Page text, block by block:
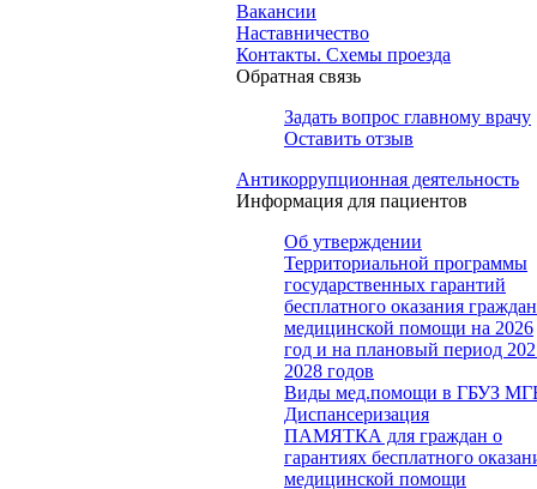
Вакансии
Наставничество
Контакты. Схемы проезда
Обратная связь
Задать вопрос главному врачу
Оставить отзыв
Антикоррупционная деятельность
Информация для пациентов
Об утверждении
Территориальной программы
государственных гарантий
бесплатного оказания
медицинской помощи на 2026
год и на плановый период
2028 годов
Виды мед.помощи в ГБУЗ
Диспансеризация
ПАМЯТКА для граждан о
гарантиях бесплатного
медицинской помощи